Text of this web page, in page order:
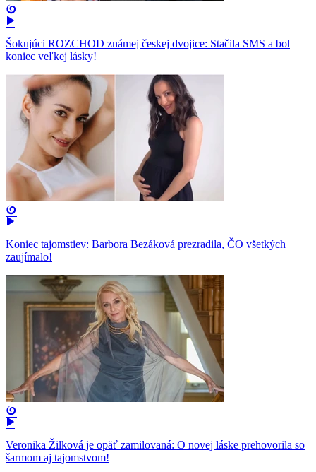
Šokujúci ROZCHOD známej českej dvojice: Stačila SMS a bol
koniec veľkej lásky!
Koniec tajomstiev: Barbora Bezáková prezradila, ČO všetkých
zaujímalo!
Veronika Žilková je opäť zamilovaná: O novej láske prehovorila so
šarmom aj tajomstvom!